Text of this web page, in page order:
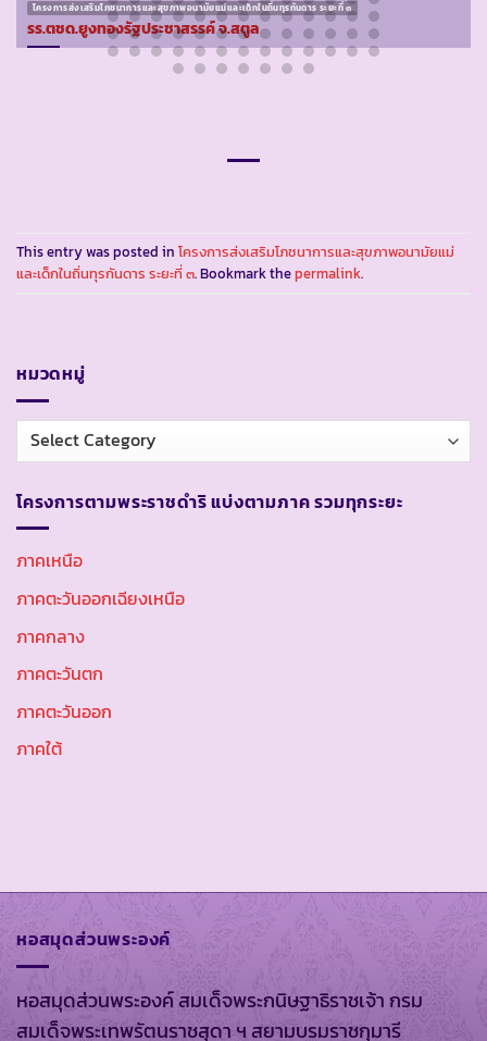
โครงการส่งเสริมโภชนาการและสุขภาพอนามัยแม่และเด็กในถิ่นทุรกันดาร ระยะที่ ๓
รร.ตชด.ยูงทองรัฐประชาสรรค์ จ.สตูล
This entry was posted in โครงการส่งเสริมโภชนาการและสุขภาพอนามัยแม่
และเด็กในถิ่นทุรกันดาร ระยะที่ ๓. Bookmark thepermalink.
หมวดหมู่
หมวด
หมู่
โครงการตามพระราชดำริ แบ่งตามภาค รวมทุกระยะ
ภาคเหนือ
ภาคตะวันออกเฉียงเหนือ
ภาคกลาง
ภาคตะวันตก
ภาคตะวันออก
ภาคใต้
หอสมุดส่วนพระองค์
หอสมุดส่วนพระองค์ สมเด็จพระกนิษฐาธิราชเจ้า กรม
สมเด็จพระเทพรัตนราชสุดา ฯ สยามบรมราชกุมารี